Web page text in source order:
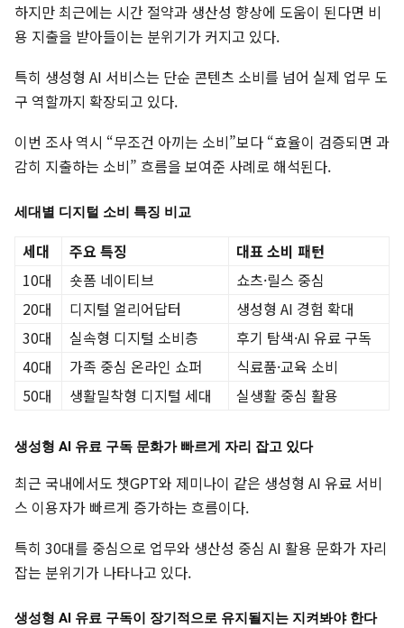
하지만 최근에는 시간 절약과 생산성 향상에 도움이 된다면 비
용 지출을 받아들이는 분위기가 커지고 있다.
특히 생성형 AI 서비스는 단순 콘텐츠 소비를 넘어 실제 업무 도
구 역할까지 확장되고 있다.
이번 조사 역시 “무조건 아끼는 소비”보다 “효율이 검증되면 과
감히 지출하는 소비” 흐름을 보여준 사례로 해석된다.
세대별 디지털 소비 특징 비교
세대 주요 특징
대표 소비 패턴
10대
숏폼 네이티브
쇼츠·릴스 중심
20대
디지털 얼리어답터
생성형 AI 경험 확대
30대
실속형 디지털 소비층
후기 탐색·AI 유료 구독
40대
가족 중심 온라인 쇼퍼
식료품·교육 소비
50대
생활밀착형 디지털 세대 실생활 중심 활용
생성형 AI 유료 구독 문화가 빠르게 자리 잡고 있다
최근 국내에서도 챗GPT와 제미나이 같은 생성형 AI 유료 서비
스 이용자가 빠르게 증가하는 흐름이다.
특히 30대를 중심으로 업무와 생산성 중심 AI 활용 문화가 자리
잡는 분위기가 나타나고 있다.
생성형 AI 유료 구독이 장기적으로 유지될지는 지켜봐야 한다